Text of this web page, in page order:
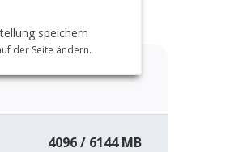
4096 / 6144 MB
speichern
der Seite ändern.